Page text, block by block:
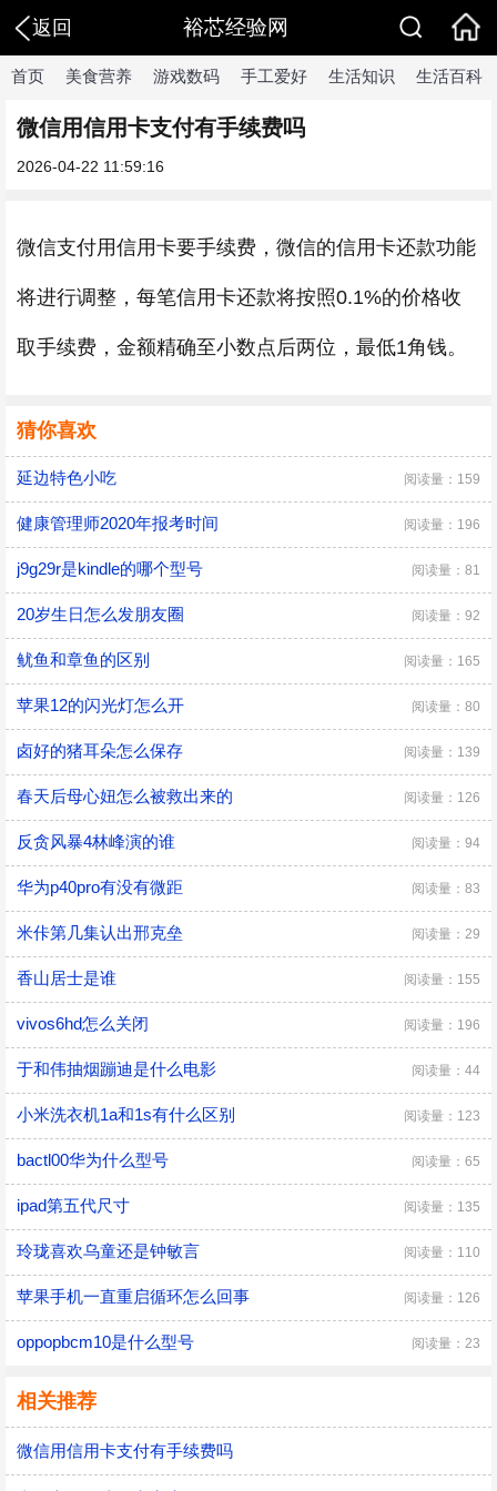
返回 裕芯经验网
首页 美食营养 游戏数码 手工爱好 生活知识 生活百科
微信用信用卡支付有手续费吗
2026-04-22 11:59:16
微信支付用信用卡要手续费，微信的信用卡还款功能
将进行调整，每笔信用卡还款将按照0.1%的价格收
取手续费，金额精确至小数点后两位，最低1角钱。
猜你喜欢
延边特色小吃 阅读量：159
健康管理师2020年报考时间 阅读量：196
j9g29r是kindle的哪个型号 阅读量：81
20岁生日怎么发朋友圈 阅读量：92
鱿鱼和章鱼的区别 阅读量：165
苹果12的闪光灯怎么开 阅读量：80
卤好的猪耳朵怎么保存 阅读量：139
春天后母心妞怎么被救出来的 阅读量：126
反贪风暴4林峰演的谁 阅读量：94
华为p40pro有没有微距 阅读量：83
米佧第几集认出邢克垒 阅读量：29
香山居士是谁 阅读量：155
vivos6hd怎么关闭 阅读量：196
于和伟抽烟蹦迪是什么电影 阅读量：44
小米洗衣机1a和1s有什么区别 阅读量：123
bactl00华为什么型号 阅读量：65
ipad第五代尺寸 阅读量：135
玲珑喜欢乌童还是钟敏言 阅读量：110
苹果手机一直重启循环怎么回事 阅读量：126
oppopbcm10是什么型号 阅读量：23
相关推荐
微信用信用卡支付有手续费吗